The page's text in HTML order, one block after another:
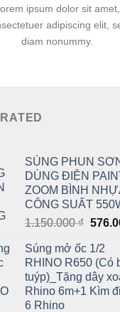
ipsum dolor sit amet,
adipiscing elit,
diam nonummy.
SÚNG PHUN
DÙNG ĐIỆN
ZOOM BÌNH
CÔNG SUẤT
1.150.000₫ Giá
là:
Súng mở ốc 1/2
RHINO R650 (Có
tuýp)_Tặng dây
Rhino 6m+1 Kìm
6 Rhino